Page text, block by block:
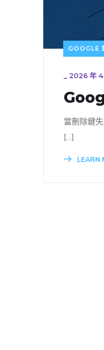
GOOGLE
_ 2026 年 4
當刪除鍵
[…]
LEARN